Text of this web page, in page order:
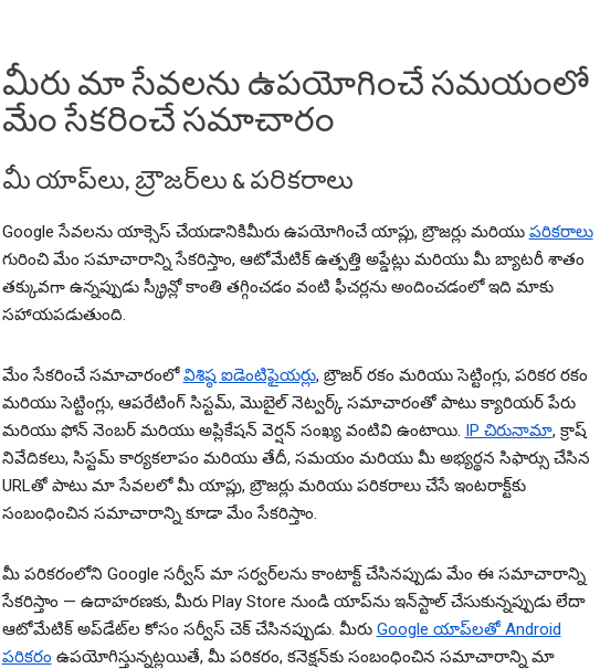
మీరు మా సేవలను ఉపయోగించే సమయంలో
మేం సేకరించే సమాచారం
మీ యాప్‌లు, బ్రౌజర్‌లు & పరికరాలు
Google సేవలను యాక్సెస్ చేయడానికిమీరు ఉపయోగించే యాప్లు, బ్రౌజర్లు మరియు పరికరాలు
గురించి మేం సమాచారాన్ని సేకరిస్తాం, ఆటోమేటిక్ ఉత్పత్తి అప్డేట్లు మరియు మీ బ్యాటరీ శాతం
తక్కువగా ఉన్నప్పుడు స్క్రీన్లో కాంతి తగ్గించడం వంటి ఫీచర్లను అందించడంలో ఇది మాకు
సహాయపడుతుంది.
మేం సేకరించే సమాచారంలోవిశిష్ఠ ఐడెంటిఫైయర్లు, బ్రౌజర్ రకం మరియు సెట్టింగ్లు, పరికర రకం
మరియు సెట్టింగ్లు, ఆపరేటింగ్ సిస్టమ్, మొబైల్ నెట్వర్క్ సమాచారంతో పాటు క్యారియర్ పేరు
మరియు ఫోన్ నెంబర్‌ మరియు అప్లికేషన్ వెర్షన్ సంఖ్య వంటివి ఉంటాయి. IP చిరునామా, క్రాష్
నివేదికలు, సిస్టమ్ కార్యకలాపం మరియు తేదీ, సమయం మరియు మీ అభ్యర్థన సిఫార్సు చేసిన
URLతో పాటు మా సేవలలో మీ యాప్లు, బ్రౌజర్లు మరియు పరికరాలు చేసే ఇంటరాక్ట్‌కు
సంబంధించిన సమాచారాన్ని కూడా మేం సేకరిస్తాం.
మీ పరికరంలోని Google సర్వీస్ మా సర్వర్‌లను కాంటాక్ట్ చేసినప్పుడు మేం ఈ సమాచారాన్ని
సేకరిస్తాం — ఉదాహరణకు, మీరు Play Store నుండి యాప్‌ను ఇన్‌స్టాల్ చేసుకున్నప్పుడు లేదా
ఆటోమేటిక్ అప్‌డేట్‌ల కోసం సర్వీస్ చెక్ చేసినప్పుడు. మీరు Google యాప్‌లతో Android
పరికరం ఉపయోగిస్తున్నట్లయితే, మీ పరికరం, కనెక్షన్‌కు సంబంధించిన సమాచారాన్ని మా